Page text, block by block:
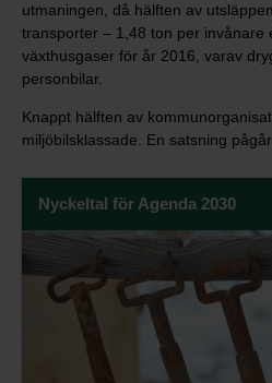
utmaningen, då hälften av
transporter ‒ 1,48 ton per invånare
växthusgaser för år 2016, varav
personbilar.
Knappt hälften av
miljöbilsklassade. En satsning
Nyckeltal för Agenda 2030